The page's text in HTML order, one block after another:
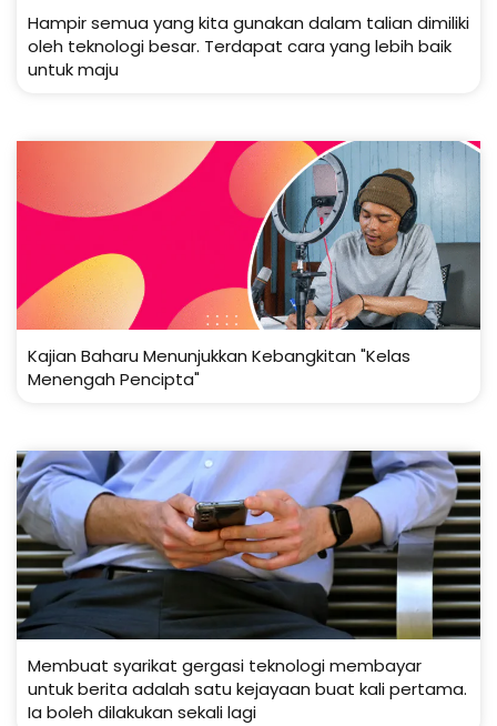
Hampir semua yang kita gunakan dalam talian dimiliki
oleh teknologi besar. Terdapat cara yang lebih baik
untuk maju
Kajian Baharu Menunjukkan Kebangkitan "Kelas
Menengah Pencipta"
Membuat syarikat gergasi teknologi membayar
untuk berita adalah satu kejayaan buat kali pertama.
Ia boleh dilakukan sekali lagi